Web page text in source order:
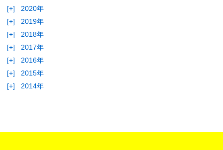
[+]
2020年
[+]
2019年
[+]
2018年
[+]
2017年
[+]
2016年
[+]
2015年
[+]
2014年